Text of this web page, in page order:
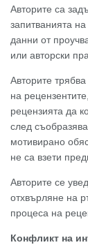
Авторите са
запитванията
данни от
или авторски
Авторите
на
рецензията да
след
мотивирано
не са взети
Авторите се
отхвърляне на
процеса на
Конфликт на